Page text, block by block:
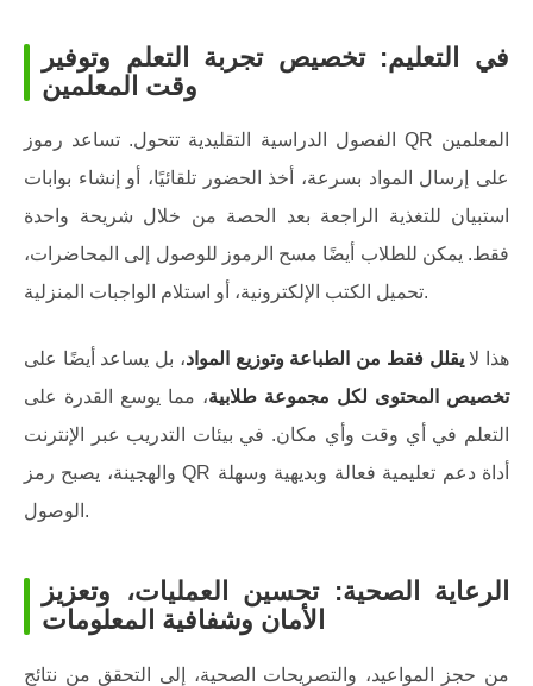
في التعليم: تخصيص تجربة التعلم وتوفير
وقت المعلمين
الفصول الدراسية التقليدية تتحول. تساعد رموز QR المعلمين
على إرسال المواد بسرعة، أخذ الحضور تلقائيًا، أو إنشاء بوابات
استبيان للتغذية الراجعة بعد الحصة من خلال شريحة واحدة
فقط. يمكن للطلاب أيضًا مسح الرموز للوصول إلى المحاضرات،
تحميل الكتب الإلكترونية، أو استلام الواجبات المنزلية.
هذا لايقلل فقط من الطباعة وتوزيع المواد، بل يساعد أيضًا على
تخصيص المحتوى لكل مجموعة طلابية، مما يوسع القدرة على
التعلم في أي وقت وأي مكان. في بيئات التدريب عبر الإنترنت
والهجينة، يصبح رمز QR أداة دعم تعليمية فعالة وبديهية وسهلة
الوصول.
الرعاية الصحية: تحسين العمليات، وتعزيز
الأمان وشفافية المعلومات
من حجز المواعيد، والتصريحات الصحية، إلى التحقق من نتائج